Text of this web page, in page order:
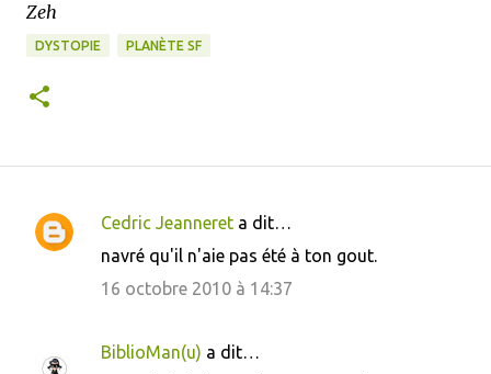
Zeh
DYSTOPIE PLANÈTE SF
C
e
Cedric Jeanneret a dit…
navré qu'il n'aie pas été à ton gout.
16 octobre 2010 à 14:37
BiblioMan(u) a dit…